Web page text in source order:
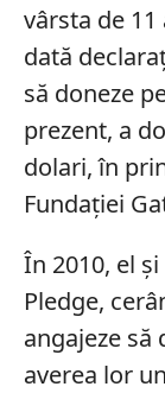
vârsta de
dată
să doneze
prezent, a
dolari, în
Fundației
În 2010, el
Pledge,
angajeze
averea lor